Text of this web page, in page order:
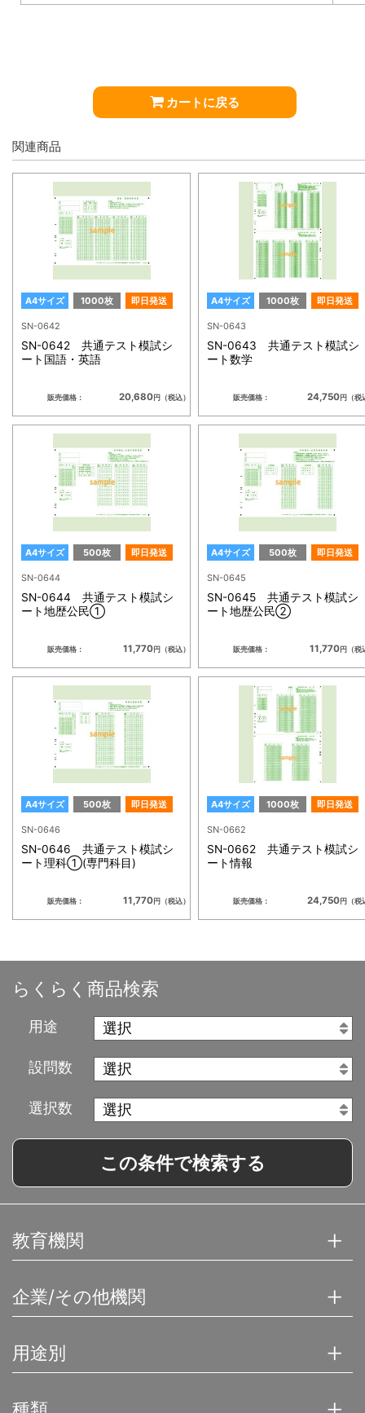
カートに戻る
関連商品
A4サイズ 1000枚 即日発送
SN-0642
SN-0642 共通テスト模試シ
ート国語・英語
販売価格： 20,680円（税込）
A4サイズ 1000枚 即日発送
SN-0643
SN-0643 共通テスト模試シ
ート数学
販売価格： 24,750円（税
A4サイズ 500枚 即日発送
SN-0644
SN-0644 共通テスト模試シ
ート地歴公民①
販売価格： 11,770円（税込）
A4サイズ 500枚 即日発送
SN-0645
SN-0645 共通テスト模試シ
ート地歴公民②
販売価格： 11,770円（税
A4サイズ 500枚 即日発送
SN-0646
SN-0646 共通テスト模試シ
ート理科①(専門科目)
販売価格： 11,770円（税込）
A4サイズ 1000枚 即日発送
SN-0662
SN-0662 共通テスト模試シ
ート情報
販売価格： 24,750円（税
らくらく商品検索
用途
設問数
選択数
この条件で検索する
教育機関
企業/その他機関
用途別